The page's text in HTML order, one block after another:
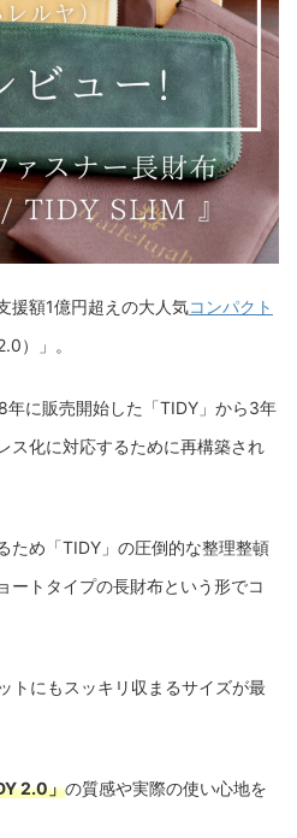
援額1億円超えの大人気コンパクト
）」。
に販売開始した「TIDY」から3年
ス化に対応するために再構築され
ため「TIDY」の圧倒的な整理整頓
ートタイプの長財布という形でコ
トにもスッキリ収まるサイズが最
2.0」の質感や実際の使い心地を